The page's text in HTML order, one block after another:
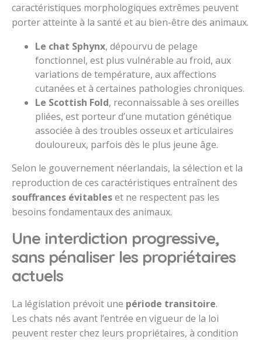
caractéristiques morphologiques extrêmes peuvent
porter atteinte à la santé et au bien-être des animaux.
Le chat Sphynx, dépourvu de pelage
fonctionnel, est plus vulnérable au froid, aux
variations de température, aux affections
cutanées et à certaines pathologies chroniques.
Le Scottish Fold, reconnaissable à ses oreilles
pliées, est porteur d’une mutation génétique
associée à des troubles osseux et articulaires
douloureux, parfois dès le plus jeune âge.
Selon le gouvernement néerlandais, la sélection et la
reproduction de ces caractéristiques entraînent des
souffrances évitableset ne respectent pas les
besoins fondamentaux des animaux.
Une interdiction progressive,
sans pénaliser les propriétaires
actuels
La législation prévoit une période transitoire.
Les chats nés avant l’entrée en vigueur de la loi
peuvent rester chez leurs propriétaires, à condition